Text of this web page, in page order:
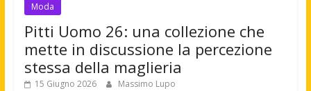
Moda
Pitti Uomo 26: una collezione che
mette in discussione la percezione
stessa della maglieria
15 Giugno 2026 Massimo Lupo